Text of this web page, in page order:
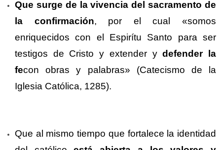
Que surge de la vivencia del sacramento de
la confirmación, por el cual «somos
enriquecidos con el Espirítu Santo para ser
testigos de Cristo y extender ydefender la
fecon obras y palabras» (Catecismo de la
Iglesia Católica, 1285).
Que al mismo tiempo que fortalece la identidad